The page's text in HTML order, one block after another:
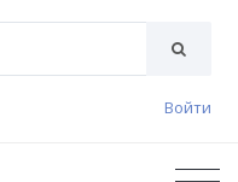
Войти